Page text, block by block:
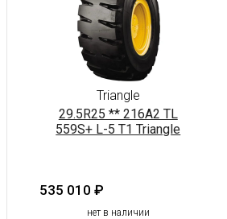
Triangle
29.5R25 ** 216A2 TL
559S+ L-5 T1 Triangle
535 010 ₽
нет в наличии